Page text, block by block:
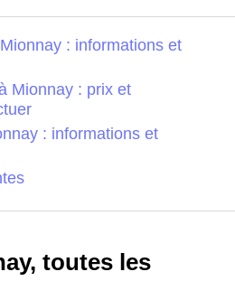
: informations et
Mionnay : prix et
: informations et
toutes les